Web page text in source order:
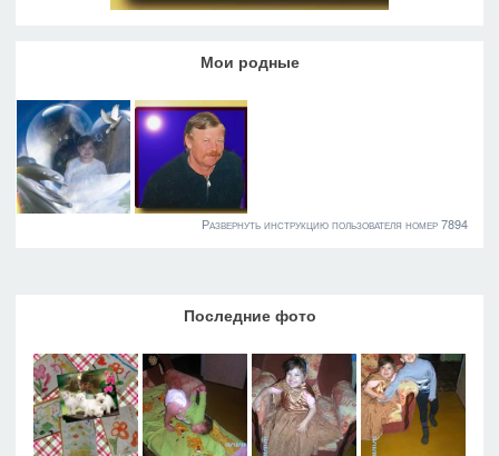
Мои родные
Развернуть инструкцию пользователя номер 7894
Последние фото